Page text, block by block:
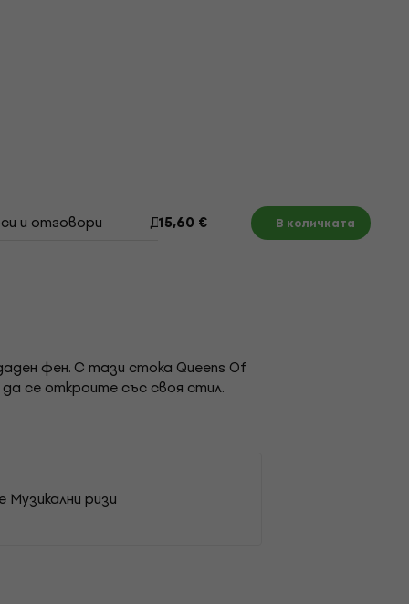
и отговори Документи Таблица с размери
15,60 € В количката
фен. С тази стока Queens Of
се откроите със своя стил.
Музикални ризи